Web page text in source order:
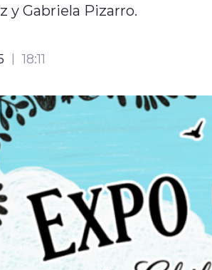
y Gabriela Pizarro.
18:11